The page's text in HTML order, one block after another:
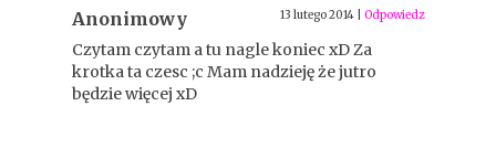
Anonimowy 13 lutego 2014 Odpowiedz
Czytam czytam a tu nagle koniec xD Za
krotka ta czesc ;c Mam nadzieję że jutro
będzie więcej xD